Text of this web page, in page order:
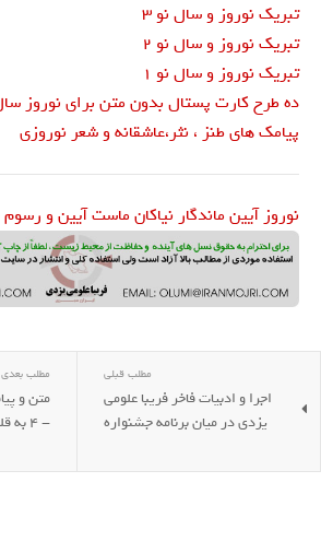
تبریک نوروز و سال نو 3
تبریک نوروز و سال نو 2
تبریک نوروز و سال نو 1
ده طرح کارت پستال بدون متن برای نوروز
پیامک های طنز ، نثر،عاشقانه و شعر نوروزی
نوروز آیین ماندگار نیاکان ماست آیین و
مطلب قبلی
اجرا و ادبیات فاخر فریبا علومی
یزدی در میان برنامه جشنواره
مطلب بعدی
متن و
- 4 به قلم فریبا علومی یزدی